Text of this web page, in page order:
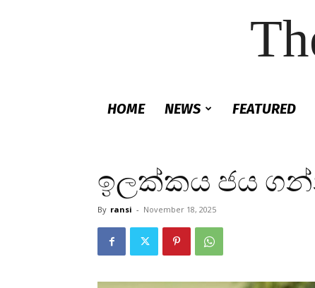
HOME NEWS FEATURED
ඉලක්කය ජය
By ransi - November 18, 2025